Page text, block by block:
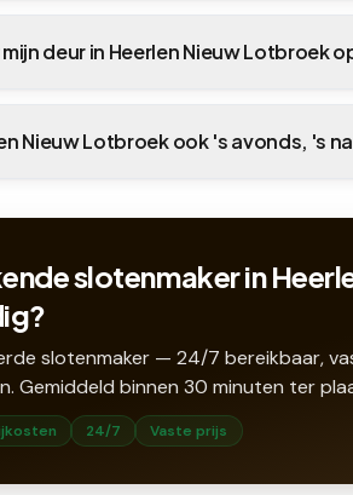
deur in Heerlen Nieuw Lotbroek
Nieuw Lotbroek ook 's avonds, 's
slotenmaker in
slotenmaker — 24/7 bereikbaar,
Gemiddeld binnen 30 minuten ter
24/7 Vaste prijs